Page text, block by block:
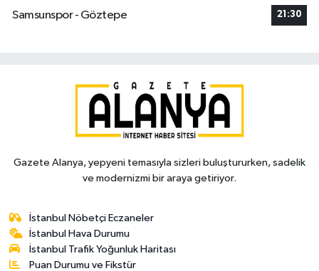
Samsunspor - Göztepe
21:30
Gazete Alanya, yepyeni temasıyla sizleri buluştururken, sadelik
ve modernizmi bir araya getiriyor.
İstanbul Nöbetçi Eczaneler
İstanbul Hava Durumu
İstanbul Trafik Yoğunluk Haritası
Puan Durumu ve Fikstür